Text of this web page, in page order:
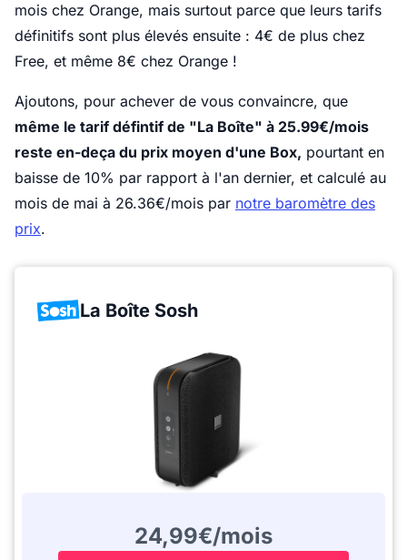
mois chez Orange, mais surtout parce que leurs tarifs
définitifs sont plus élevés ensuite : 4€ de plus chez
Free, et même 8€ chez Orange !
Ajoutons, pour achever de vous convaincre, que
même le tarif défintif de "La Boîte" à 25.99€/mois
reste en-deça du prix moyen d'une Box, pourtant en
baisse de 10% par rapport à l'an dernier, et calculé au
mois de mai à 26.36€/mois par notre baromètre des
prix.
La Boîte Sosh
24,99€/mois